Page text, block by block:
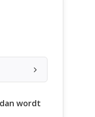
wordt